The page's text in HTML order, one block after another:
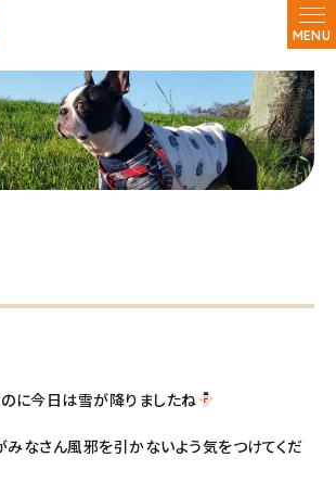
MENU
に今日は雪が降りましたね
みなさん風邪を引かないよう気をつけてくだ